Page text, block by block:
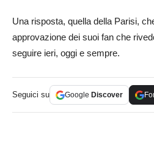
Una risposta, quella della Parisi,
approvazione dei suoi fan che
seguire ieri, oggi e sempre.
Seguici su Google Discover